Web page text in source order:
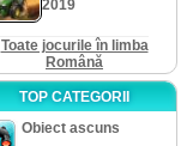
2019
Toate jocurile în limba
Română
TOP CATEGORII
Obiect ascuns